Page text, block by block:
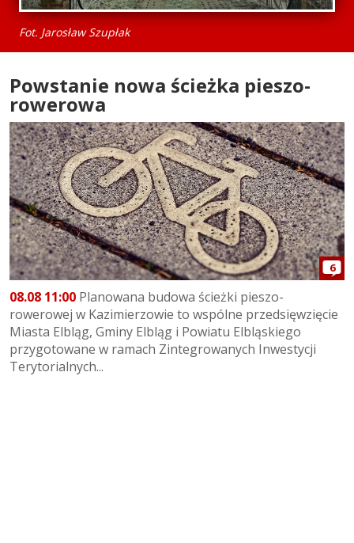
Fot. Jarosław Szupłak
Powstanie nowa ścieżka pieszo-
rowerowa
6
08.08 11:00 Planowana budowa ścieżki pieszo-
rowerowej w Kazimierzowie to wspólne przedsięwzięcie
Miasta Elbląg, Gminy Elbląg i Powiatu Elbląskiego
przygotowane w ramach Zintegrowanych Inwestycji
Terytorialnych...